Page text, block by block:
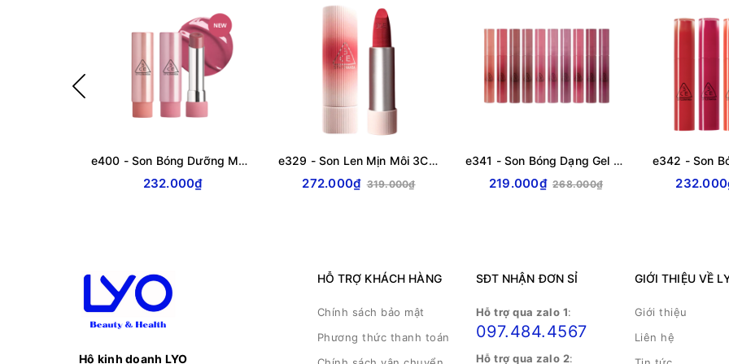
e400 - Son Bóng Dưỡng Môi 3CE Glazy Lip Glow Dạng Thỏi Có Màu, Hàn Quốc
232.000₫
e329 - Son Len Mịn Môi 3CE Cashmere Hug Lipstick Hàn Quốc 3.5g
272.000₫ 319.000₫
e341 - Son Bóng Dạng Gel 3CE Drop Glow Gel Son Rạng Rỡ Đôi Môi Hàn Quốc 4g
219.000₫ 268.000₫
Hộ kinh doanh LYO
HỖ TRỢ KHÁCH HÀNG
Chính sách bảo mật
Phương thức thanh toán
SĐT NHẬN ĐƠN SỈ
Hỗ trợ qua zalo 1:
097.484.4567
Hỗ trợ qua zalo 2:
GIỚI THIỆU VỀ
Giới thiệu
Liên hệ